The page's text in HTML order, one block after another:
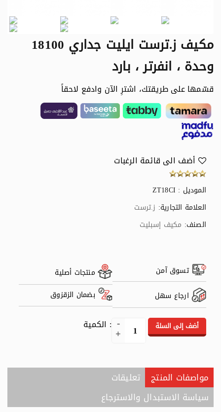
مكيف ز.ترست ايليت جداري 18100
وحدة ، انفرتر ، بارد
قسّمها على طريقتك، اشترِ الآن وادفع لاحقاً
أضف الى قائمة الرغبات
الموديل : ZT18CI
العلامة التجارية: ز.ترست
الصنف: مكيف إسبليت
تسوق آمن
منتجات أصلية
ارجاع سهل
بضمان الزقزوق
: الكمية أضف إلى السلة
مواصفات المنتج
تعليقات
سياسة الاستبدال والاسترجاع